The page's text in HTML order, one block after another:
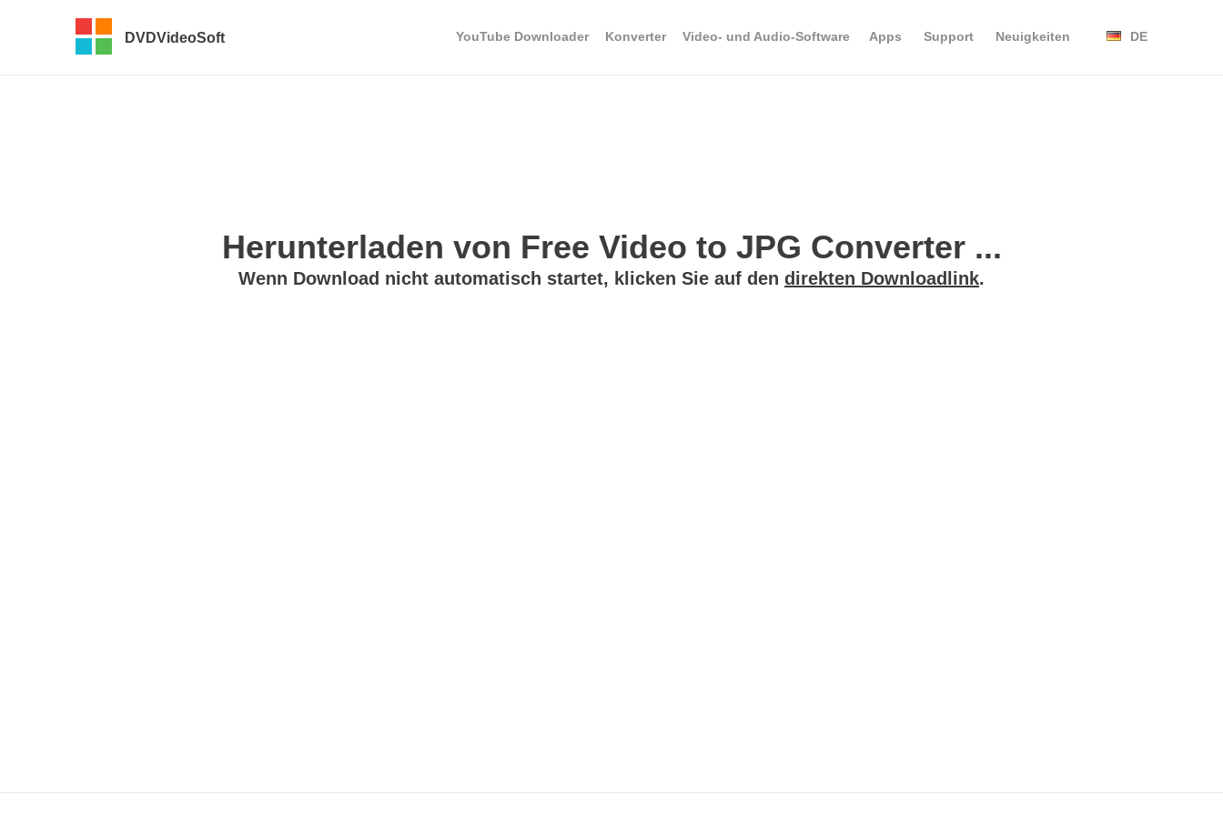
DVDVideoSoft YouTube Downloader Konverter Video- und Audio-Software Apps Support Neuigkeiten DE
Herunterladen von Free Video to JPG Converter ...
Wenn Download nicht automatisch startet, klicken Sie auf den direkten Downloadlink.